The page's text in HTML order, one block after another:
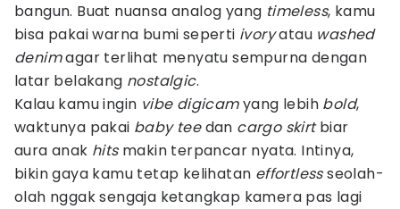
bangun. Buat nuansa analog yang timeless, kamu
bisa pakai warna bumi seperti ivoryatau washed
denimagar terlihat menyatu sempurna dengan
latar belakang nostalgic.
Kalau kamu ingin vibe digicamyang lebih bold,
waktunya pakai baby teedan cargo skirtbiar
aura anak hits makin terpancar nyata. Intinya,
bikin gaya kamu tetap kelihatan effortlessseolah-
olah nggak sengaja ketangkap kamera pas lagi